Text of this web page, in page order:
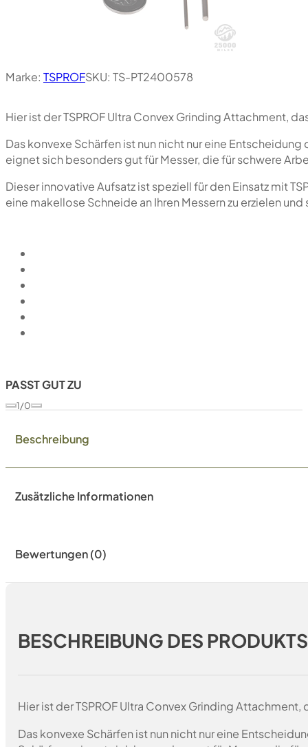
Hier ist der TSPROF Ultra Convex Grinding Attachment,
Das konvexe Schärfen ist nun nicht nur eine
eignet sich besonders gut für Messer, die für schwere
Dieser innovative Aufsatz ist speziell für den Einsatz mit
eine makellose Schneide an Ihren Messern zu erzielen
Marke: TSPROFSKU: TS-PT2400578
PASST GUT ZU
1/0
Beschreibung
Zusätzliche Informationen
Bewertungen (0)
BESCHREIBUNG DES PRODUKTS
Hier ist der TSPROF Ultra Convex Grinding
Das konvexe Schärfen ist nun nicht nur eine